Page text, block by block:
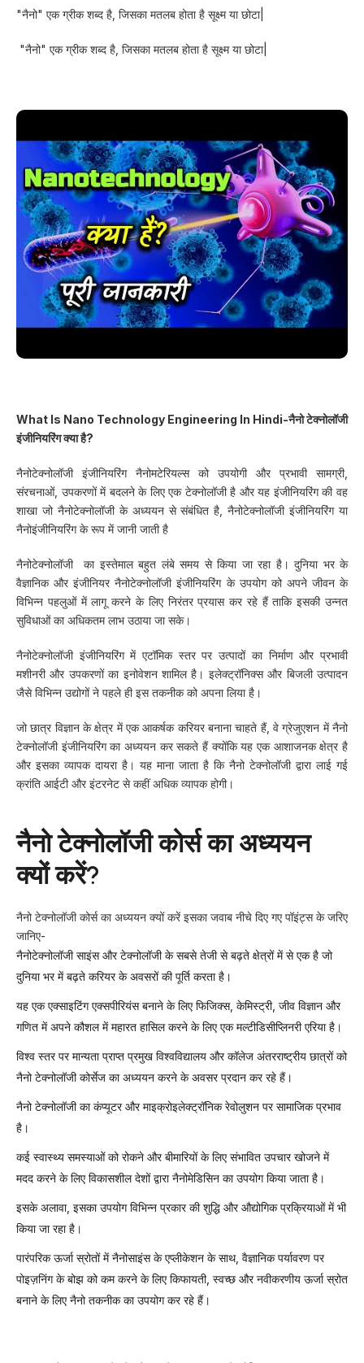
"नैनो" एक ग्रीक शब्द है, जिसका मतलब होता है सूक्ष्म या छोटा|
"नैनो" एक ग्रीक शब्द है, जिसका मतलब होता है सूक्ष्म या छोटा|
What Is Nano Technology Engineering In Hindi-नैनो टेक्नोलॉजी
इंजीनियरिंग क्या है?
नैनोटेक्नोलॉजी इंजीनियरिंग नैनोमटेरियल्स को उपयोगी और प्रभावी सामग्री,
संरचनाओं, उपकरणों में बदलने के लिए एक टेक्नोलॉजी है और यह इंजीनियरिंग की वह
शाखा जो नैनोटेक्नोलॉजी के अध्ययन से संबंधित है, नैनोटेक्नोलॉजी इंजीनियरिंग या
नैनोइंजीनियरिंग के रूप में जानी जाती है
नैनोटेक्नोलॉजी का इस्तेमाल बहुत लंबे समय से किया जा रहा है। दुनिया भर के
वैज्ञानिक और इंजीनियर नैनोटेक्नोलॉजी इंजीनियरिंग के उपयोग को अपने जीवन के
विभिन्न पहलुओं में लागू करने के लिए निरंतर प्रयास कर रहे हैं ताकि इसकी उन्नत
सुविधाओं का अधिकतम लाभ उठाया जा सके।
नैनोटेक्नोलॉजी इंजीनियरिंग में एटॉमिक स्तर पर उत्पादों का निर्माण और प्रभावी
मशीनरी और उपकरणों का इनोवेशन शामिल है। इलेक्ट्रॉनिक्स और बिजली उत्पादन
जैसे विभिन्न उद्योगों ने पहले ही इस तकनीक को अपना लिया है।
जो छात्र विज्ञान के क्षेत्र में एक आकर्षक करियर बनाना चाहते हैं, वे ग्रेजुएशन में नैनो
टेक्नोलॉजी इंजीनियरिंग का अध्ययन कर सकते हैं क्योंकि यह एक आशाजनक क्षेत्र है
और इसका व्यापक दायरा है। यह माना जाता है कि नैनो टेक्नोलॉजी द्वारा लाई गई
क्रांति आईटी और इंटरनेट से कहीं अधिक व्यापक होगी।
नैनो टेक्नोलॉजी कोर्स का अध्ययन
क्यों करें?
नैनो टेक्नोलॉजी कोर्स का अध्ययन क्यों करें इसका जवाब नीचे दिए गए पॉइंट्स के जरिए
जानिए-
नैनोटेक्नोलॉजी साइंस और टेक्नोलॉजी के सबसे तेजी से बढ़ते क्षेत्रों में से एक है जो
दुनिया भर में बढ़ते करियर के अवसरों की पूर्ति करता है।
यह एक एक्साइटिंग एक्सपीरियंस बनाने के लिए फिजिक्स, केमिस्ट्री, जीव विज्ञान और
गणित में अपने कौशल में महारत हासिल करने के लिए एक मल्टीडिसीप्लिनरी एरिया है।
विश्व स्तर पर मान्यता प्राप्त प्रमुख विश्वविद्यालय और कॉलेज अंतरराष्ट्रीय छात्रों को
नैनो टेक्नोलॉजी कोर्सेज का अध्ययन करने के अवसर प्रदान कर रहे हैं।
नैनो टेक्नोलॉजी का कंप्यूटर और माइक्रोइलेक्ट्रॉनिक रेवोलुशन पर सामाजिक प्रभाव
है।
कई स्वास्थ्य समस्याओं को रोकने और बीमारियों के लिए संभावित उपचार खोजने में
मदद करने के लिए विकासशील देशों द्वारा नैनोमेडिसिन का उपयोग किया जाता है।
इसके अलावा, इसका उपयोग विभिन्न प्रकार की शुद्धि और औद्योगिक प्रक्रियाओं में भी
किया जा रहा है।
पारंपरिक ऊर्जा स्रोतों में नैनोसाइंस के एप्लीकेशन के साथ, वैज्ञानिक पर्यावरण पर
पोइज़निंग के बोझ को कम करने के लिए किफायती, स्वच्छ और नवीकरणीय ऊर्जा स्रोत
बनाने के लिए नैनो तकनीक का उपयोग कर रहे हैं।